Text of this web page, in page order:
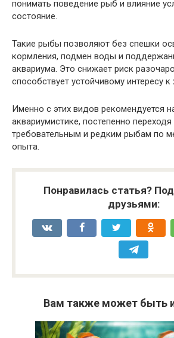
понимать поведение рыб и влияние
состояние.
Такие рыбы позволяют без спешки
кормления, подмен воды и
аквариума. Это снижает риск
способствует устойчивому интересу к
Именно с этих видов рекомендуется
аквариумистике, постепенно
требовательным и редким рыбам по
опыта.
Понравилась статья?
друзьями:
Вам также может быть